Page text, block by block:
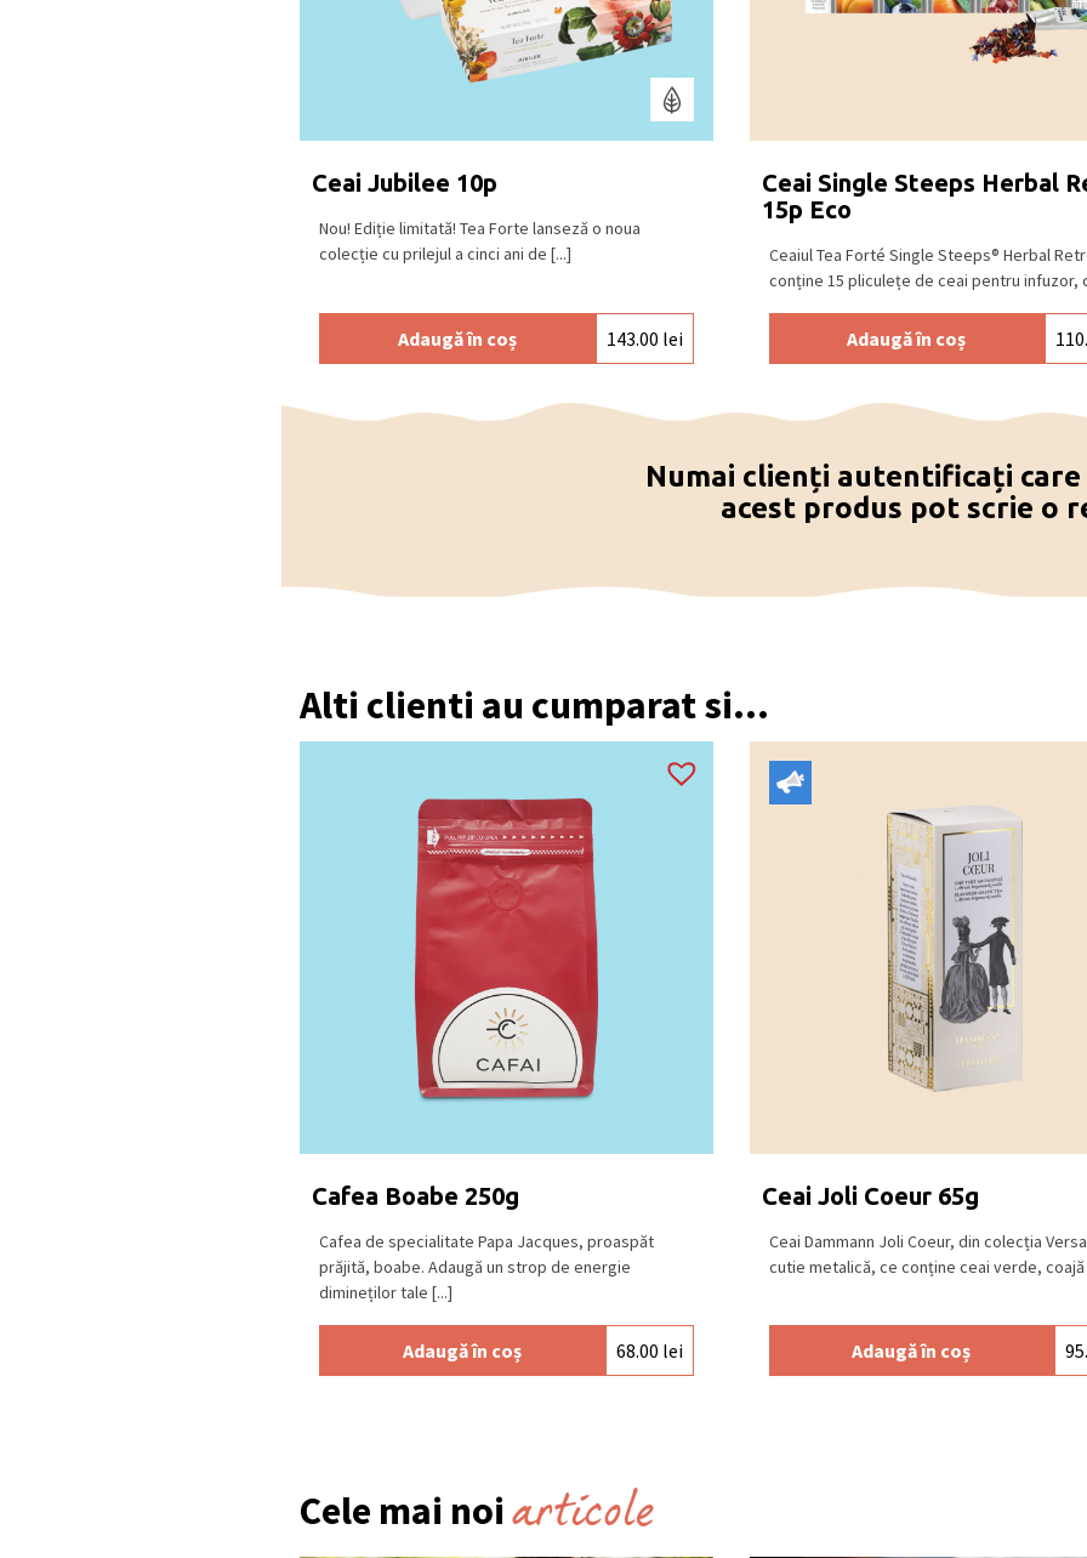
Ceai Jubilee 10p
Nou! Ediție limitată! Tea Forte lanseză o noua
colecție cu prilejul a cinci ani de [...]
Adaugă în coș 143.00 lei
Ceai Single Steeps Herbal
15p Eco
Ceaiul Tea Forté Single Steeps® Herbal
conține 15 pliculețe de ceai pentru infuzor,
Adaugă în coș
Numai clienți autentificați
acest produs pot scrie o
Alti clienti au cumparat si...
Cafea Boabe 250g
Cafea de specialitate Papa Jacques, proaspăt
prăjită, boabe. Adaugă un strop de energie
dimineților tale [...]
Adaugă în coș 68.00 lei
Ceai Joli Coeur 65g
Ceai Dammann Joli Coeur, din colecția
cutie metalică, ce conține ceai verde, coajă
Adaugă în coș
Cele mai noi articole